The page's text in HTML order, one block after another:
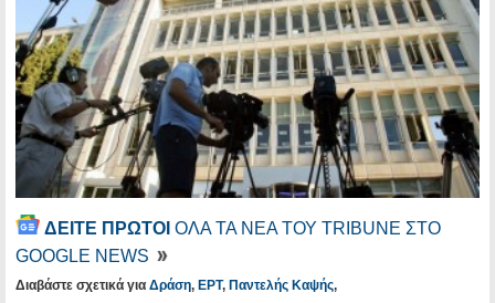
ΔΕΙΤΕ ΠΡΩΤΟΙ ΟΛΑ ΤΑ ΝΕΑ ΤΟΥ TRIBUNE ΣΤΟ
GOOGLE NEWS
Διαβάστε σχετικά για Δράση, ΕΡΤ, Παντελής Καψής,